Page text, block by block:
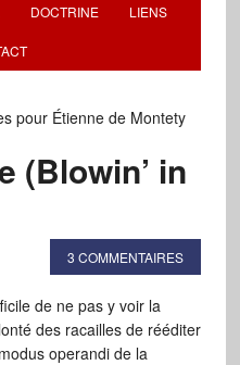
DOCTRINE LIENS
pour Étienne de Montety
(Blowin’ in
3 COMMENTAIRES
de ne pas y voir la
des racailles de rééditer
operandi de la